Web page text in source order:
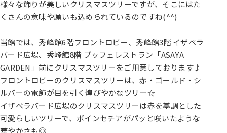
様々な飾りが美しいクリスマスツリーですが、そこにはた
くさんの意味や願いも込められているのですね(^^)
当館では、秀峰館6階フロントロビー、秀峰館3階 イザベラ
バード広場、秀峰館8階 ブッフェレストラン「ASAYA
GARDEN」前にクリスマスツリーをご用意しております♪
フロントロビーのクリスマスツリーは、赤・ゴールド・シ
ルバーの電飾が目を引く煌びやかなツリー☆
イザベラバード広場のクリスマスツリーは赤を基調とした
可愛らしいツリーで、ポインセチアがパッと咲いたような
華やかさも◎